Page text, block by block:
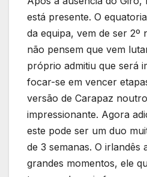
está presente. O
da equipa, vem de ser 2º
não pensem que vem
próprio admitiu que será
focar-se em vencer
versão de Carapaz
impressionante. Agora
este pode ser um duo
de 3 semanas. O irlandês
grandes momentos, ele